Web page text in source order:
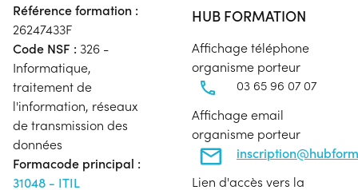
Référence formation :
26247433F
Code NSF : 326 -
Informatique,
traitement de
l'information, réseaux
de transmission des
données
Formacode principal :
31048 - ITIL
HUB FORMATION
Affichage téléphone
organisme porteur
03 65 96 07 07
Affichage email
organisme porteur
Lien d'accès vers la